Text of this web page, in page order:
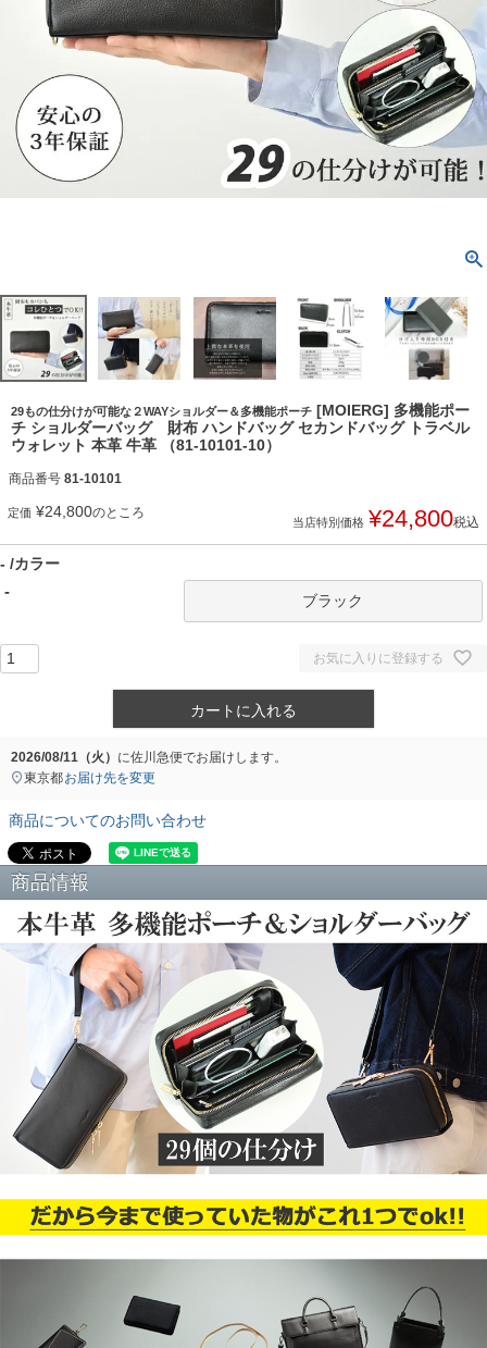
29もの仕分けが可能な２WAYショルダー＆多機能ポーチ [MOIERG] 多機能ポー
チ ショルダーバッグ 財布 ハンドバッグ セカンドバッグ トラベル
ウォレット 本革 牛革 （81-10101-10）
商品番号 81-10101
定価 ¥24,800のところ
当店特別価格 ¥24,800税込
- カラー
- ブラック
お気に入りに登録する
カートに入れる
2026/08/11（火） に佐川急便でお届けします。
東京都お届け先を変更
商品についてのお問い合わせ
商品情報